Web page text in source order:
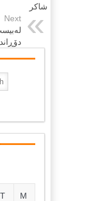
شاکر
Next
M
T